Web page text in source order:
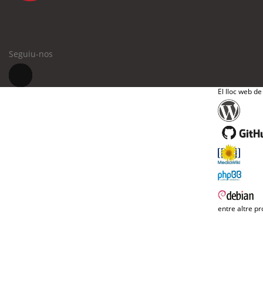
Seguiu-nos
El lloc web
entre altre